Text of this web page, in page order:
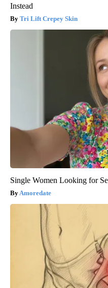
Instead
Tri Lift Crepey Skin
Single Women Looking for
Amoredate